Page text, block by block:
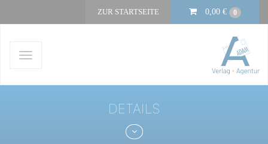
0,00 € 0
ZUR STARTSEITE
Navigation
DETAILS